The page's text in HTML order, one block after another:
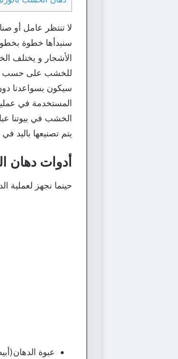
لا تنتظر عامل أو
سنبدأها خطوة
الأشجار و يختلف
للخشب على حسب
سيكون بسواعدنا
المستخدمة في
الخشب في بيوتنا
يتم تصنيعها باليد في
أدوات دهان
حينما نجهز لعملية
عبوة